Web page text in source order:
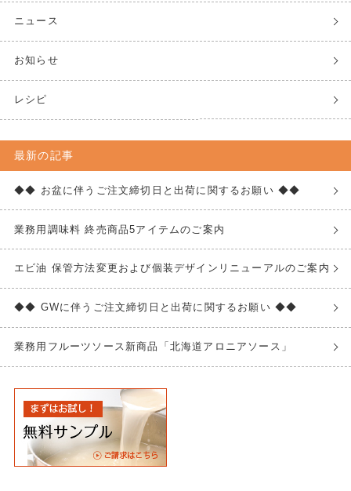
ニュース
お知らせ
レシピ
最新の記事
◆◆ お盆に伴うご注文締切日と出荷に関するお願い ◆◆
業務用調味料 終売商品5アイテムのご案内
エビ油 保管方法変更および個装デザインリニューアルのご案内
◆◆ GWに伴うご注文締切日と出荷に関するお願い ◆◆
業務用フルーツソース新商品「北海道アロニアソース」